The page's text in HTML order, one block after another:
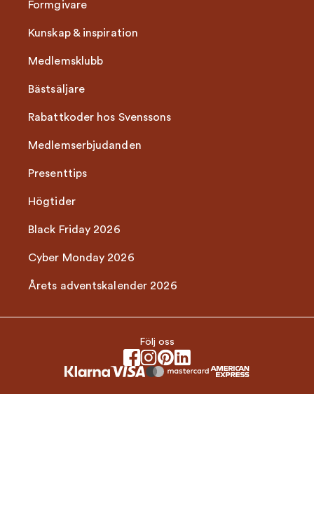
Formgivare
Kunskap & inspiration
Medlemsklubb
Bästsäljare
Rabattkoder hos Svenssons
Medlemserbjudanden
Presenttips
Högtider
Black Friday 2026
Cyber Monday 2026
Årets adventskalender 2026
Följ oss